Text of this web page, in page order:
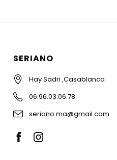
SERIANO
Hay Sadri ,Casablanca
06.96.03.06.78
seriano.ma@gmail.com